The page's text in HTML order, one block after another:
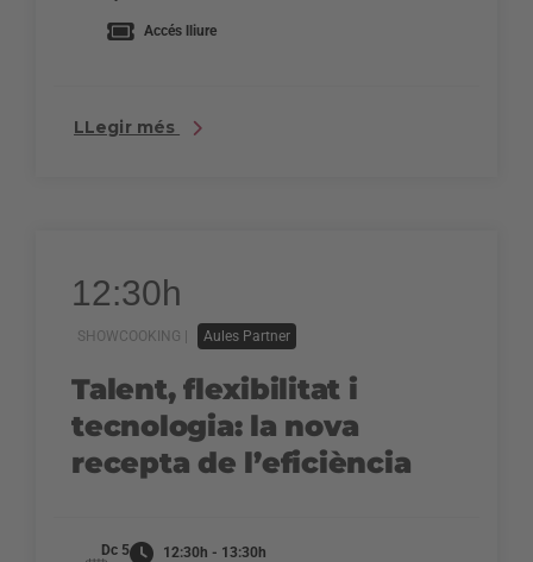
Accés lliure
LLegir més
12:30h
SHOWCOOKING | Aules Partner
Talent, flexibilitat i
tecnologia: la nova
recepta de l’eficiència
Dc 5 12:30h - 13:30h